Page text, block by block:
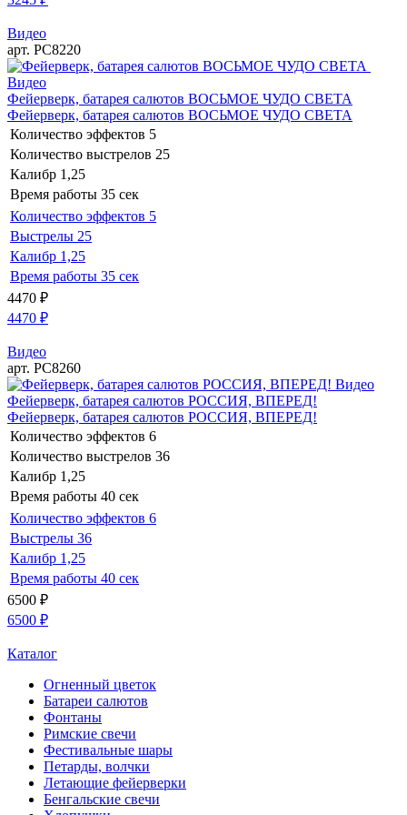
Видео
арт. РС8220
Видео
Фейерверк, батарея салютов ВОСЬМОЕ ЧУДО СВЕТА
Фейерверк, батарея салютов ВОСЬМОЕ ЧУДО СВЕТА
Количество эффектов 5
Количество выстрелов 25
Калибр 1,25
Время работы 35 сек
Количество эффектов 5
Выстрелы 25
Калибр 1,25
Время работы 35 сек
4470 ₽
4470 ₽
Видео
арт. РС8260
Видео
Фейерверк, батарея салютов РОССИЯ, ВПЕРЕД!
Фейерверк, батарея салютов РОССИЯ, ВПЕРЕД!
Количество эффектов 6
Количество выстрелов 36
Калибр 1,25
Время работы 40 сек
Количество эффектов 6
Выстрелы 36
Калибр 1,25
Время работы 40 сек
6500 ₽
6500 ₽
Каталог
Огненный цветок
Батареи салютов
Фонтаны
Римские свечи
Фестивальные шары
Петарды, волчки
Летающие фейерверки
Бенгальские свечи